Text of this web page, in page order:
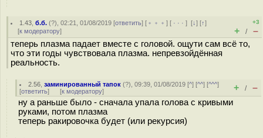
1.43 ,б.б. (?), 02:21, 01/08/2019 [ответить] [ ﹢﹢﹢] [ · · ·][↓] [↑]
[к модератору]
+3
+ / –
теперь плазма падает вместе с головой. ощути сам всё то,
что эти годы чувствовала плазма. непревзойдённая
реальность.
2.56 ,заминированный тапок (?), 09:39, 01/08/2019 [^] [^^] [^^^]
[ответить] [к модератору] + / –
ну а раньше было - сначала упала голова с кривыми
руками, потом плазма
теперь ракировочка будет (или рекурсия)